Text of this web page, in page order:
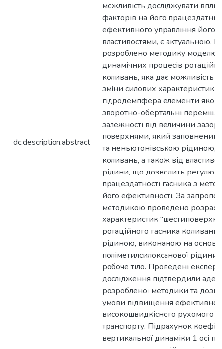
dc.description.abstract
можливість досліджувати
факторів на його
ефективного управління
властивостями, є актуальною. В
розроблено методику
динамічних процесів
коливань, яка дає можливість
зміни силових характеристик
гідродемпфера елементи
зворотно-обертальні
залежності від величини
поверхнями, який заповнений
та неньютонівською рідиною,
коливань, а також від
рідини, що дозволить
працездатності гасника з
його ефективності. За
методикою проведено
характеристик
ротаційного гасника коливань
рідиною, виконаною на основі
поліметилсилоксанової
робоче тіло. Проведені
дослідження підтвердили
розробленої методики та
умови підвищення
високошвидкісного рухомого
транспорту. Підрахунок
вертикальної динаміки 1 осі